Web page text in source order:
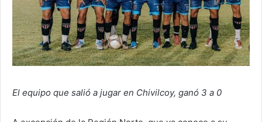
El equipo que salió a jugar en Chivilcoy, ganó 3 a 0